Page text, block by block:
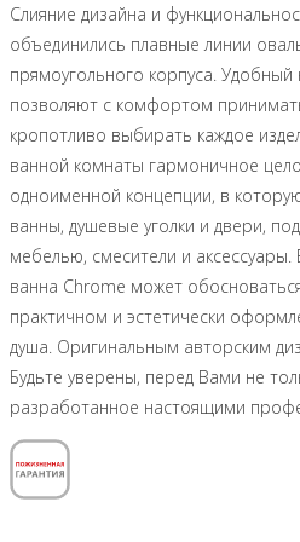
Слияние дизайна и
объединились плавные линии
прямоугольного корпуса.
позволяют с комфортом
кропотливо выбирать каждое
ванной комнаты гармоничное
одноименной концепции, в
ванны, душевые уголки и двери,
мебелью, смесители и
ванна Chrome может
практичном и эстетически
душа. Оригинальным авторским
Будьте уверены, перед Вами не
разработанное настоящими